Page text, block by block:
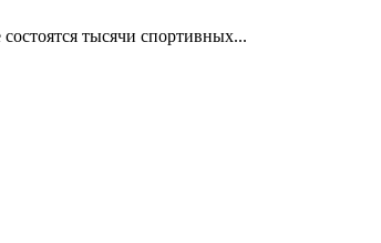
тысячи спортивных...